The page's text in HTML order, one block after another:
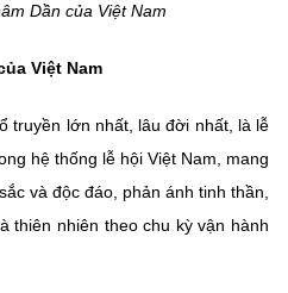
Dần của Việt Nam
Việt Nam
truyền lớn nhất, lâu đời nhất, là lễ
hệ thống lễ hội Việt Nam, mang
và độc đáo, phản ánh tinh thần,
thiên nhiên theo chu kỳ vận hành